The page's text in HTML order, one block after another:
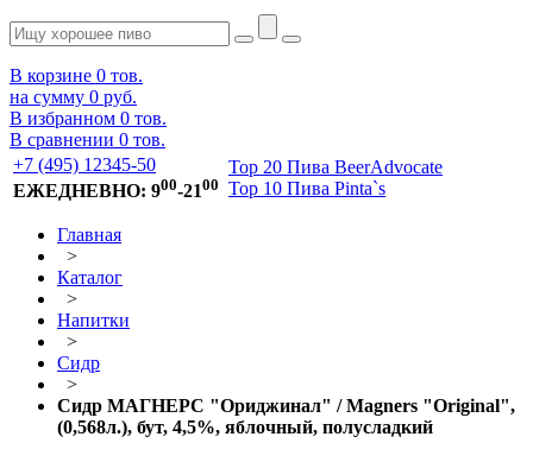
В корзине 0 тов.
на сумму 0 руб.
В избранном 0 тов.
В сравнении 0 тов.
+7 (495) 12345-50
ЕЖЕДНЕВНО: 900-2100
Top 20 Пива BeerAdvocate
Top 10 Пива Pinta`s
Главная
>
Каталог
>
Напитки
>
Сидр
>
Сидр МАГНЕРС "Ориджинал" / Magners "Original",
(0,568л.), бут, 4,5%, яблочный, полусладкий